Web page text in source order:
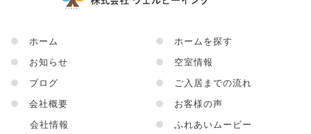
●
ホーム
●
お知らせ
●
ブログ
●
会社概要
会社情報
●
ホームを探す
●
空室情報
●
ご入居までの流れ
●
お客様の声
●
ふれあいムービー